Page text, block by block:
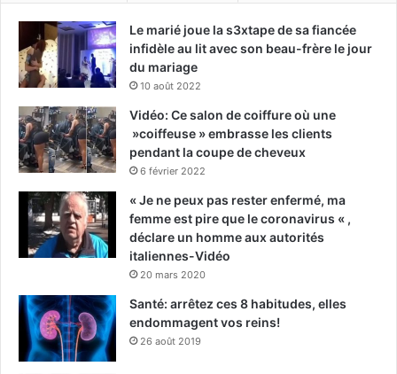
Le marié joue la s3xtape de sa fiancée
infidèle au lit avec son beau-frère le jour
du mariage
10 août 2022
Vidéo: Ce salon de coiffure où une
»coiffeuse » embrasse les clients
pendant la coupe de cheveux
6 février 2022
« Je ne peux pas rester enfermé, ma
femme est pire que le coronavirus « ,
déclare un homme aux autorités
italiennes-Vidéo
20 mars 2020
Santé: arrêtez ces 8 habitudes, elles
endommagent vos reins!
26 août 2019